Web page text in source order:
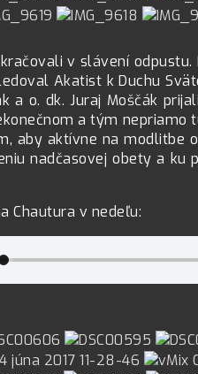
v slávení
Akatist k Duchu
a o. dk. Juraj Moščák
a tým nepriamo
aby aktívne na modlitbe
nadčasovej obety a ku
Chautura v nedeľu: